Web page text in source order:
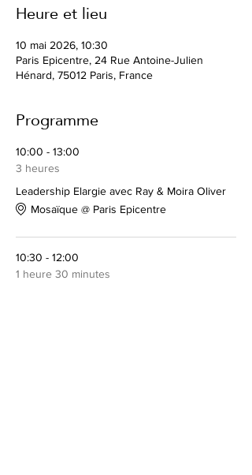
Heure et lieu
10 mai 2026, 10:30
Paris Epicentre, 24 Rue Antoine-Julien
Hénard, 75012 Paris, France
Programme
10:00 - 13:00
3 heures
Leadership Elargie avec Ray & Moira Oliver
Mosaïque @ Paris Epicentre
10:30 - 12:00
1 heure 30 minutes